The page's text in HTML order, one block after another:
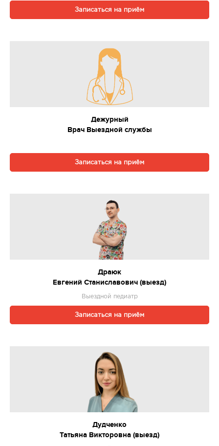
Записаться на приём
Дежурный
Врач Выездной службы
Записаться на приём
Драюк
Евгений Станиславович (выезд)
Выездной педиатр
Записаться на приём
Дудченко
Татьяна Викторовна (выезд)